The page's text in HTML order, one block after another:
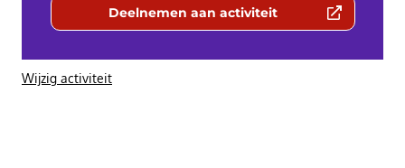
Deelnemen aan activiteit(Deze link gaat naar een externe
Wijzig activiteit